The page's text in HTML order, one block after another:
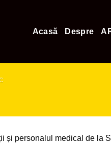
Acasă Despre
și personalul medical de la